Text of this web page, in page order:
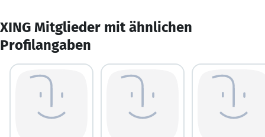
XING Mitglieder mit ähnlichen
Profilangaben